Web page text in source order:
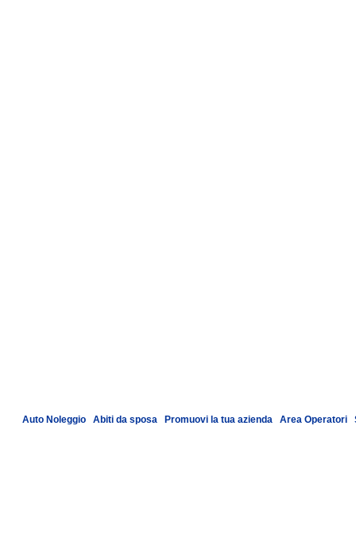
Auto Noleggio Abiti da sposa Promuovi la tua azienda Area Operatori